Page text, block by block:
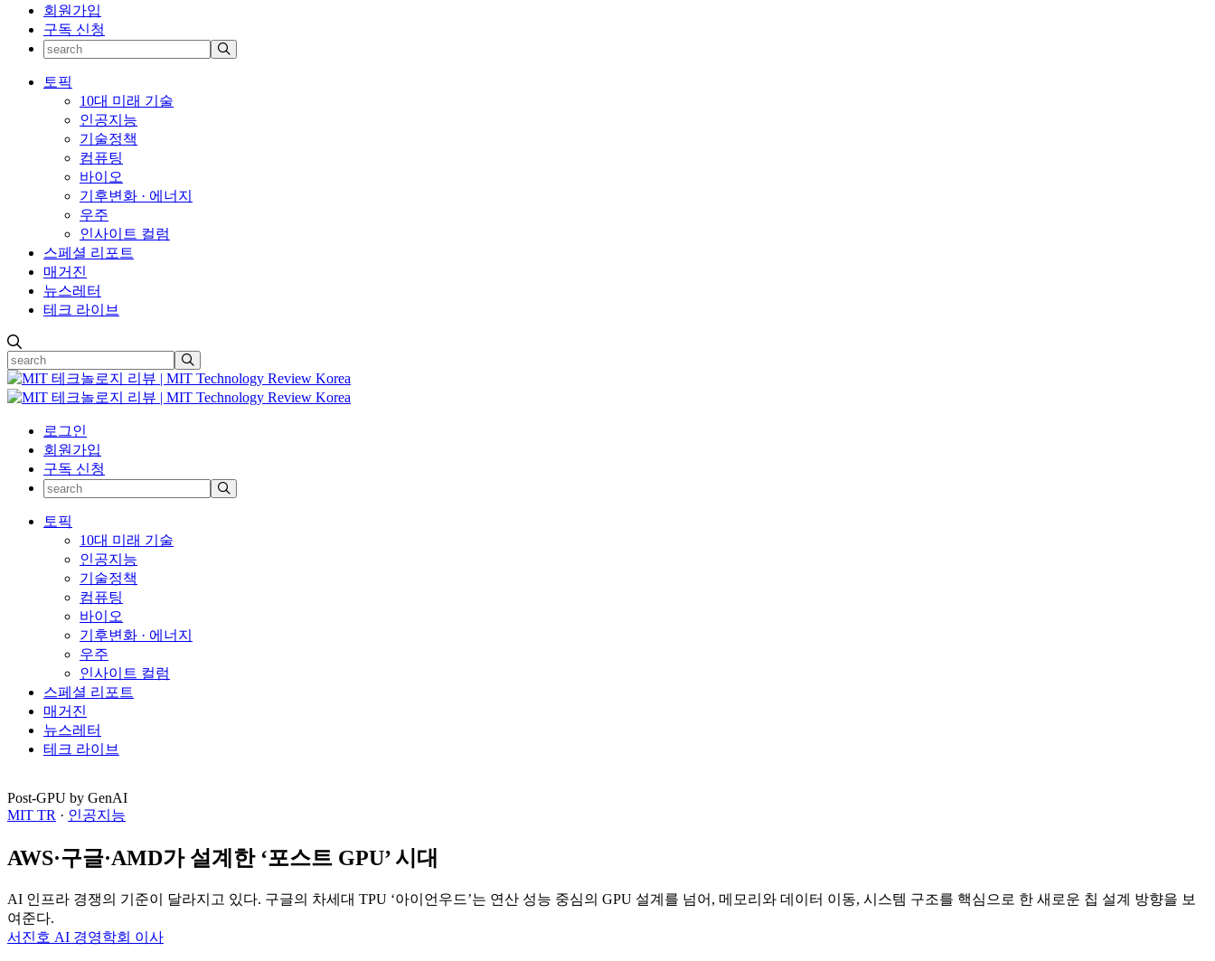
회원가입
구독 신청
토픽
10대 미래 기술
인공지능
기술정책
컴퓨팅
바이오
기후변화 · 에너지
우주
인사이트 컬럼
스페셜 리포트
매거진
뉴스레터
테크 라이브
로그인
회원가입
구독 신청
토픽
10대 미래 기술
인공지능
기술정책
컴퓨팅
바이오
기후변화 · 에너지
우주
인사이트 컬럼
스페셜 리포트
매거진
뉴스레터
테크 라이브
Post-GPU by GenAI
MIT TR · 인공지능
AWS·구글·AMD가 설계한 ‘포스트 GPU’ 시대
AI 인프라 경쟁의 기준이 달라지고 있다. 구글의 차세대 TPU ‘아이언우드’는 연산 성능 중심의 GPU 설계를 넘어, 메모리와 데이터 이동, 시스템 구조를 핵심으로 한 새로운 칩 설계 방향을 보
여준다.
서진호 AI 경영학회 이사